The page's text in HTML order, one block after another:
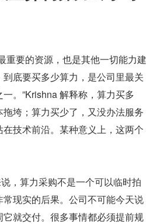
重要的资源，也是其他一切能力建
底要买多少算力，是公司里最关
。”Krishna 解释称，算力买多
垮；算力买少了，又没办法服务
技术前沿。某种意义上，这两个
，算力采购不是一个可以临时拍
现实的后果。公司不可能今天说
就交付。很多事情都必须提前规